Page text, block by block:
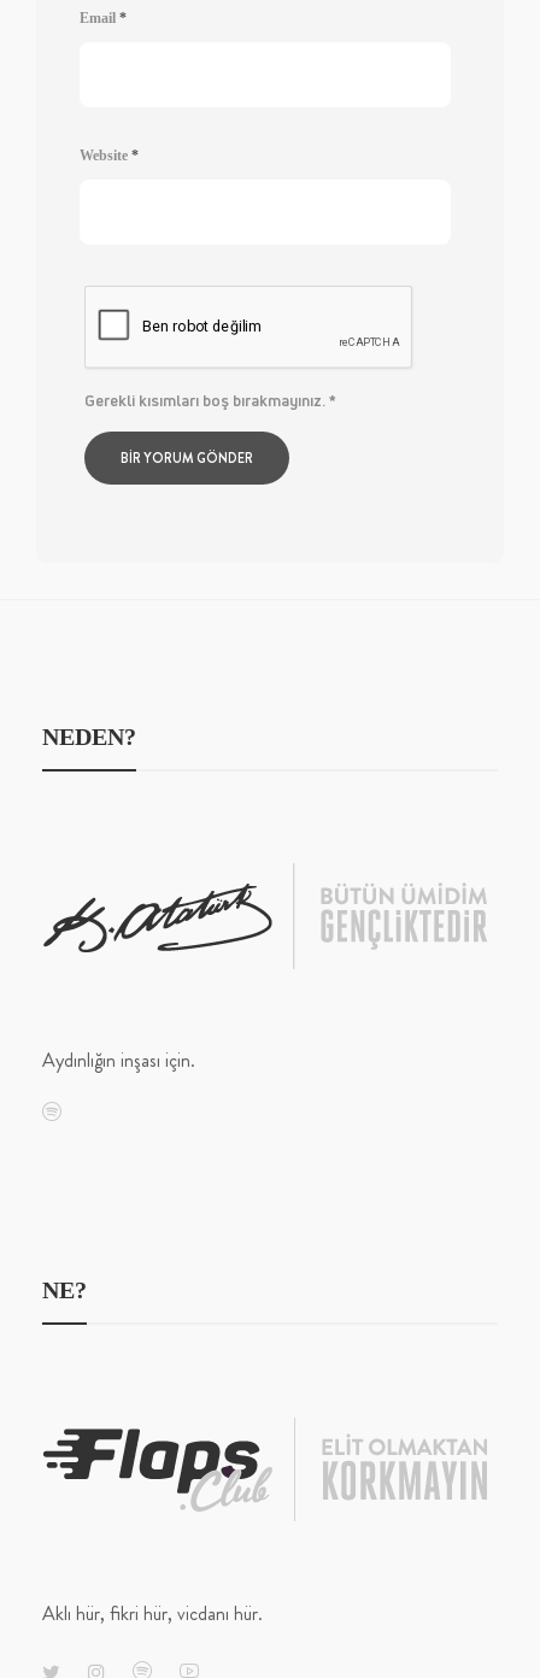
Email *
Website *
Gerekli kısımları boş bırakmayınız.*
NEDEN?
Aydınlığın inşası için.
NE?
Aklı hür, fikri hür, vicdanı hür.